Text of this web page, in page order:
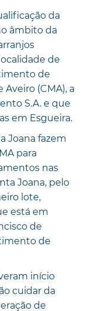
da
âmbito da
de
de
(CMA), a
S.A. e que
em Esgueira.
Joana fazem
para
nas
Joana, pelo
lote,
está em
de
de
início
cuidar da
de